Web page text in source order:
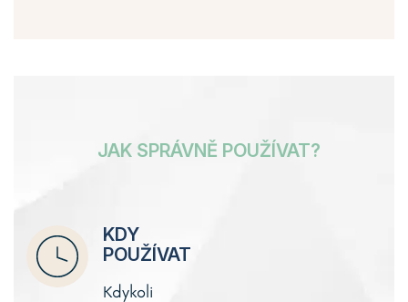
JAK SPRÁVNĚ POUŽÍVAT?
KDY
POUŽÍVAT
Kdykoli